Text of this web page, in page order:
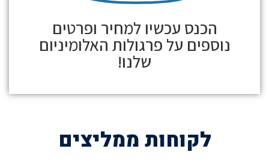
הכנס עכשיו למחיר ופרטים
נוספים על פרגולות האלומיניום
שלנו!
לקוחות ממליצים